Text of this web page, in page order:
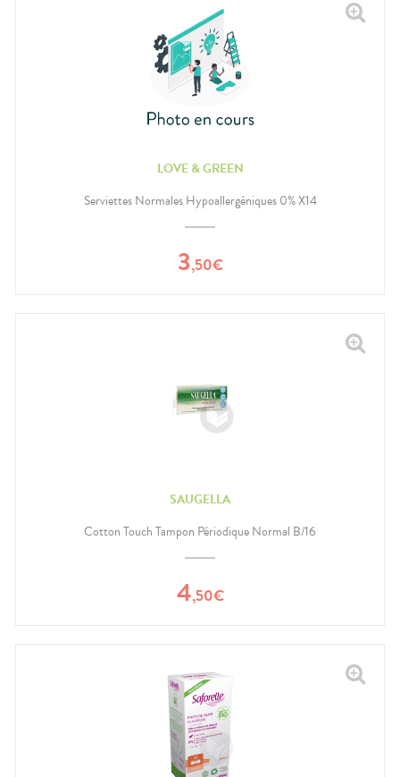
LOVE & GREEN
Serviettes Normales Hypoallergéniques 0% X14
3,50€
SAUGELLA
Cotton Touch Tampon Périodique Normal B/16
4,50€